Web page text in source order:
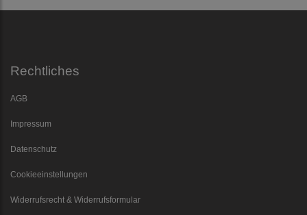
Rechtliches
AGB
Impressum
Datenschutz
Cookieeinstellungen
Widerrufsrecht & Widerrufsformular